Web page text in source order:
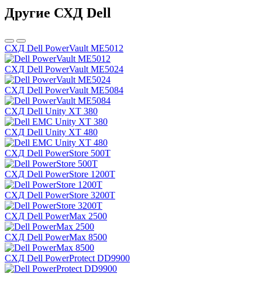
Другие СХД Dell
СХД Dell PowerVault ME5012
СХД Dell PowerVault ME5024
СХД Dell PowerVault ME5084
СХД Dell Unity XT 380
СХД Dell Unity XT 480
СХД Dell PowerStore 500T
СХД Dell PowerStore 1200T
СХД Dell PowerStore 3200T
СХД Dell PowerMax 2500
СХД Dell PowerMax 8500
СХД Dell PowerProtect DD9900